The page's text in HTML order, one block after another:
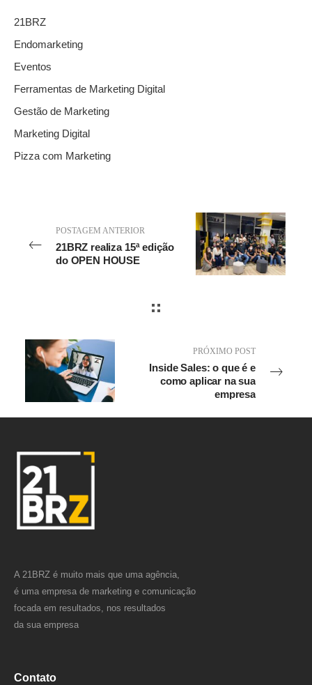
21BRZ
Endomarketing
Eventos
Ferramentas de Marketing Digital
Gestão de Marketing
Marketing Digital
Pizza com Marketing
POSTAGEM ANTERIOR
21BRZ realiza 15ª edição
do OPEN HOUSE
PRÓXIMO POST
Inside Sales: o que é e
como aplicar na sua
empresa
A 21BRZ é muito mais que uma agência,
é uma empresa de marketing e comunicação
focada em resultados, nos resultados
da sua empresa
Contato